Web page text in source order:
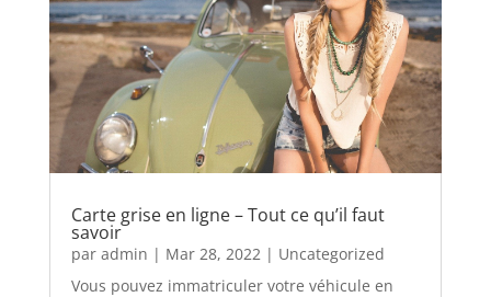
Carte grise en ligne – Tout ce qu’il faut
savoir
par admin | Mar 28, 2022| Uncategorized
Vous pouvez immatriculer votre véhicule en